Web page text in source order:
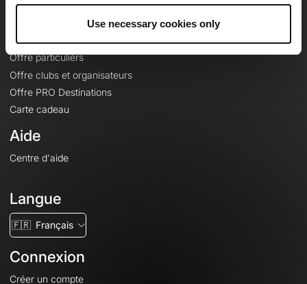
Use necessary cookies only
Fonds de cartes topographiques
Fonctionnalités
Offre particuliers
Offre clubs et organisateurs
Offre PRO Destinations
Carte cadeau
Aide
Centre d'aide
Langue
🇫🇷 Français
Connexion
Créer un compte